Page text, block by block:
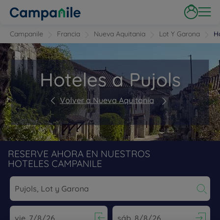
Campanile Francia Nueva Aquitania Lot Y Garona
Hoteles a Pujols
Volver a Nueva Aquitania
RESERVE AHORA EN NUESTROS
HOTELES CAMPANILE